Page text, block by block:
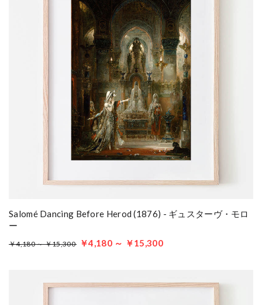
Salomé Dancing Before Herod (1876) - ギュスターヴ・モロ
ー
￥4,180 ～ ￥15,300 ￥4,180 ～ ￥15,300